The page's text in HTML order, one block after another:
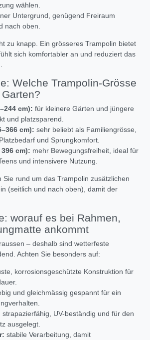
wählen.
Untergrund, genügend Freiraum
nach oben.
zu knapp. Ein grösseres Trampolin bietet
sich komfortabler an und reduziert das
Welche Trampolin-Grösse
cm): für kleinere Gärten und jüngere
und platzsparend.
cm): sehr beliebt als Familiengrösse,
und Sprungkomfort.
cm): mehr Bewegungsfreiheit, ideal für
und intensivere Nutzung.
Sie rund um das Trampolin zusätzlichen
(seitlich und nach oben), damit der
worauf es bei Rahmen,
ankommt
– deshalb sind wetterfeste
Achten Sie besonders auf:
korrosionsgeschützte Konstruktion für
und gleichmässig gespannt für ein
strapazierfähig, UV-beständig und für den
ausgelegt.
stabile Verarbeitung, damit